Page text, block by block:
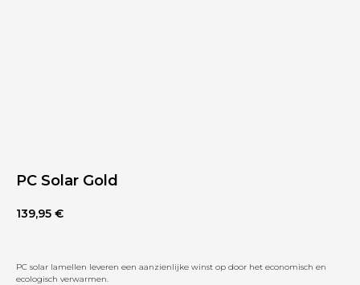
PC Solar Gold
139,95 €
PC solar lamellen leveren een aanzienlijke winst op door het economisch en
ecologisch verwarmen.